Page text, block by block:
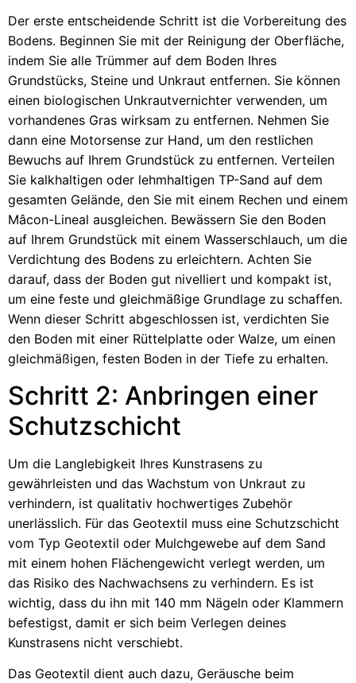
Der erste entscheidende Schritt ist die Vorbereitung des
Bodens. Beginnen Sie mit der Reinigung der Oberfläche,
indem Sie alle Trümmer auf dem Boden Ihres
Grundstücks, Steine und Unkraut entfernen. Sie können
einen biologischen Unkrautvernichter verwenden, um
vorhandenes Gras wirksam zu entfernen. Nehmen Sie
dann eine Motorsense zur Hand, um den restlichen
Bewuchs auf Ihrem Grundstück zu entfernen. Verteilen
Sie kalkhaltigen oder lehmhaltigen TP-Sand auf dem
gesamten Gelände, den Sie mit einem Rechen und einem
Mâcon-Lineal ausgleichen. Bewässern Sie den Boden
auf Ihrem Grundstück mit einem Wasserschlauch, um die
Verdichtung des Bodens zu erleichtern. Achten Sie
darauf, dass der Boden gut nivelliert und kompakt ist,
um eine feste und gleichmäßige Grundlage zu schaffen.
Wenn dieser Schritt abgeschlossen ist, verdichten Sie
den Boden mit einer Rüttelplatte oder Walze, um einen
gleichmäßigen, festen Boden in der Tiefe zu erhalten.
Schritt 2: Anbringen einer
Schutzschicht
Um die Langlebigkeit Ihres Kunstrasens zu
gewährleisten und das Wachstum von Unkraut zu
verhindern, ist qualitativ hochwertiges Zubehör
unerlässlich. Für das Geotextil muss eine Schutzschicht
vom Typ Geotextil oder Mulchgewebe auf dem Sand
mit einem hohen Flächengewicht verlegt werden, um
das Risiko des Nachwachsens zu verhindern. Es ist
wichtig, dass du ihn mit 140 mm Nägeln oder Klammern
befestigst, damit er sich beim Verlegen deines
Kunstrasens nicht verschiebt.
Das Geotextil dient auch dazu, Geräusche beim